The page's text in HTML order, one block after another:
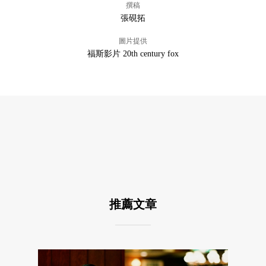
撰稿
張硯拓
圖片提供
福斯影片 20th century fox
推薦文章